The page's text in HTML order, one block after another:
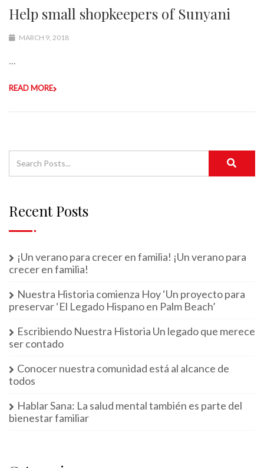
Help small shopkeepers of Sunyani
MARCH 9, 2018
...
READ MORE
Recent Posts
¡Un verano para crecer en familia! ¡Un verano para
crecer en familia!
Nuestra Historia comienza Hoy ‘Un proyecto para
preservar ‘El Legado Hispano en Palm Beach’
Escribiendo Nuestra Historia Un legado que merece
ser contado
Conocer nuestra comunidad está al alcance de
todos
Hablar Sana: La salud mental también es parte del
bienestar familiar